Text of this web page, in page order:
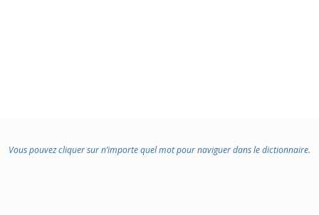
Vous pouvez cliquer sur n’importe quel mot pour naviguer dans le dictionnaire.